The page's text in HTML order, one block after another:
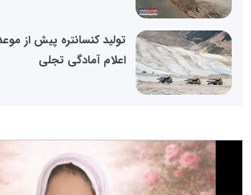
تولید کنسانتره پیش از
اعلام آمادگی تجلی